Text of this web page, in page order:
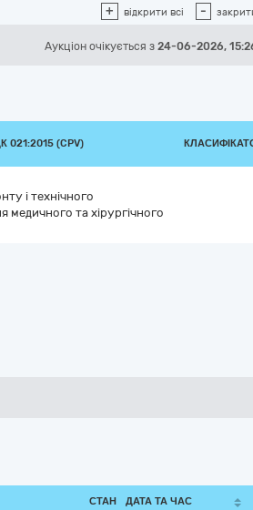
+ відкрити всі -
Аукціон очікується з 24-06-2026,
021:2015 (CPV)
і технічного
медичного та хірургічного
СТАН ДАТА ТА ЧАС